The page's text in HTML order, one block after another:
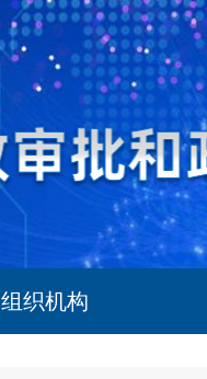
组织机构